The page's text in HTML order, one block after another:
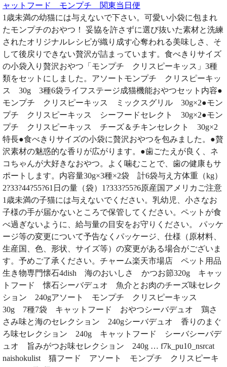
ャットフード モンプチ 関東当日便
1歳未満の幼猫には与えないで下さい。可愛い小袋に包まれ
たモンプチのおやつ！ 妥協を許さずに選び抜いた素材と洗練
されたオリジナルレシピが織り成す心奪われる美味しさ、そ
して後戻りできない贅沢が詰まっています。食べきりサイズ
の小袋入り贅沢おやつ「モンプチ クリスピーキッス」3種
類をセットにしました。アソートモンプチ クリスピーキッ
ス 30g 3種6袋ライフステージ成猫機能おやつセット内容●
モンプチ クリスピーキッス ミックスグリル 30g×2●モン
プチ クリスピーキッス シーフードセレクト 30g×2●モン
プチ クリスピーキッス チーズ＆チキンセレクト 30g×2
特長●食べきりサイズの小袋に贅沢おやつを包みました。●贅
沢素材の魅惑的な香りが広がります。●歯ごたえが良く、ネ
コちゃんが大好きなおやつ。よく噛むことで、歯の健康もサ
ポートします。内容量30g×3種×2袋 計6袋与え方体重（kg）
2?33?44?55?61日の量（袋）1?333?55?6原産国アメリカご注意
1歳未満の子猫には与えないでください。乳幼児、小さなお
子様の手が届かないところで保管してください。ペットが食
べ過ぎないように、給与量の目安をお守りください。 パッケ
ージ等の変更について予告なくパッケージ、仕様（原材料、
生産国、色、形状、サイズ等）の変更がある場合がございま
す。予めご了承ください。チャーム楽天市場店 ペット用品
生き物専門懐石4dish 海のおいしさ かつお節320g キャッ
トフード 懐石シーバデュオ 魚介とお肉のチーズ味セレク
ション 240gアソート モンプチ クリスピーキッス
30g 7種7袋 キャットフード おやつシーバデュオ 鶏さ
さみ味と海のセレクション 240gシーバデュオ 香りのまぐ
ろ味セレクション 240g キャットフード シーバシーバデ
ュオ 旨みがつお味セレクション 240g … f7k_pu10_nsrcat
naishokulist 猫フード アソート モンプチ クリスピーキ